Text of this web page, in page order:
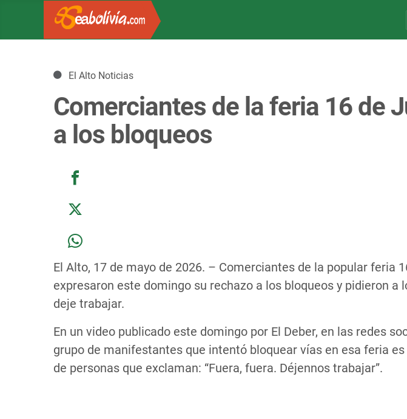
Detalles
El Alto Noticias
Comerciantes de la feria 16 de
a los bloqueos
El Alto, 17 de mayo de 2026. – Comerciantes de la popular feria
expresaron este domingo su rechazo a los bloqueos y pidieron a
deje trabajar.
En un video publicado este domingo por El Deber, en las redes
grupo de manifestantes que intentó bloquear vías en esa feria
de personas que exclaman: “Fuera, fuera. Déjennos trabajar”.